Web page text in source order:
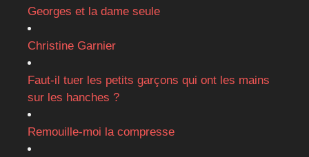
Georges et la dame seule
Christine Garnier
Faut-il tuer les petits garçons qui ont les mains
sur les hanches ?
Remouille-moi la compresse